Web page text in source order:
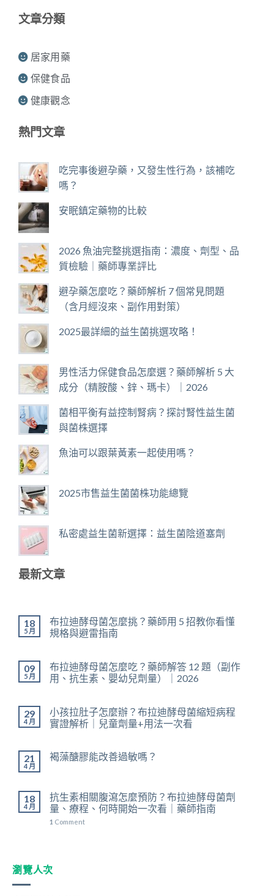
文章分類
居家用藥
保健食品
健康觀念
熱門文章
吃完事後避孕藥，又發生性行為，該補吃
嗎？
安眠鎮定藥物的比較
2026 魚油完整挑選指南：濃度、劑型、品
質檢驗｜藥師專業評比
避孕藥怎麼吃？藥師解析 7 個常見問題
（含月經沒來、副作用對策）
2025最詳細的益生菌挑選攻略！
男性活力保健食品怎麼選？藥師解析 5 大
成分（精胺酸、鋅、瑪卡）｜2026
菌相平衡有益控制腎病？探討腎性益生菌
與菌株選擇
魚油可以跟葉黃素一起使用嗎？
2025市售益生菌菌株功能總覽
私密處益生菌新選擇：益生菌陰道塞劑
最新文章
18
5 月
布拉迪酵母菌怎麼挑？藥師用 5 招教你看懂
規格與避雷指南
09
5 月
布拉迪酵母菌怎麼吃？藥師解答 12 題（副作
用、抗生素、嬰幼兒劑量）｜2026
29
4 月
小孩拉肚子怎麼辦？布拉迪酵母菌縮短病程
實證解析｜兒童劑量+用法一次看
21
4 月
褐藻醣膠能改善過敏嗎？
18
4 月
抗生素相關腹瀉怎麼預防？布拉迪酵母菌劑
量、療程、何時開始一次看｜藥師指南
1 Comment
瀏覽人次